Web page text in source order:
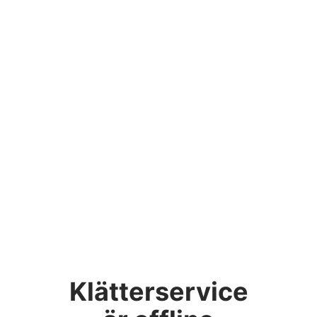
Klätterservice